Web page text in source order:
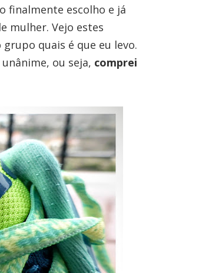
finalmente escolho e já
mulher. Vejo estes
quais é que eu levo.
ou seja, comprei